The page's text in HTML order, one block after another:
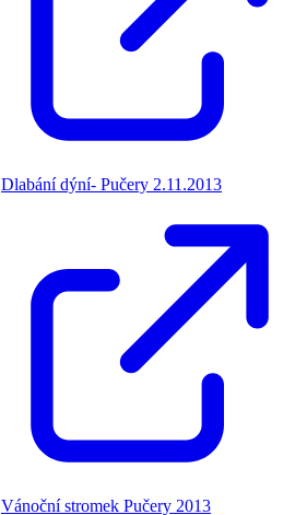
Dlabání dýní- Pučery 2.11.2013
Vánoční stromek Pučery 2013